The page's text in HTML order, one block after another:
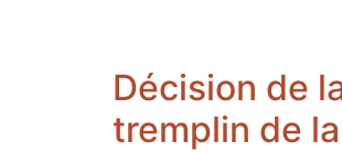
Décision de
tremplin de